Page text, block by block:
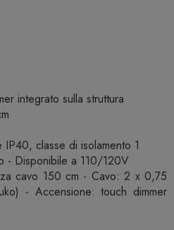
integrato sulla struttura
classe di isolamento 1
- Disponibile a 110/120V
cavo 150 cm - Cavo: 2 x 0,75
- Accensione: touch dimmer